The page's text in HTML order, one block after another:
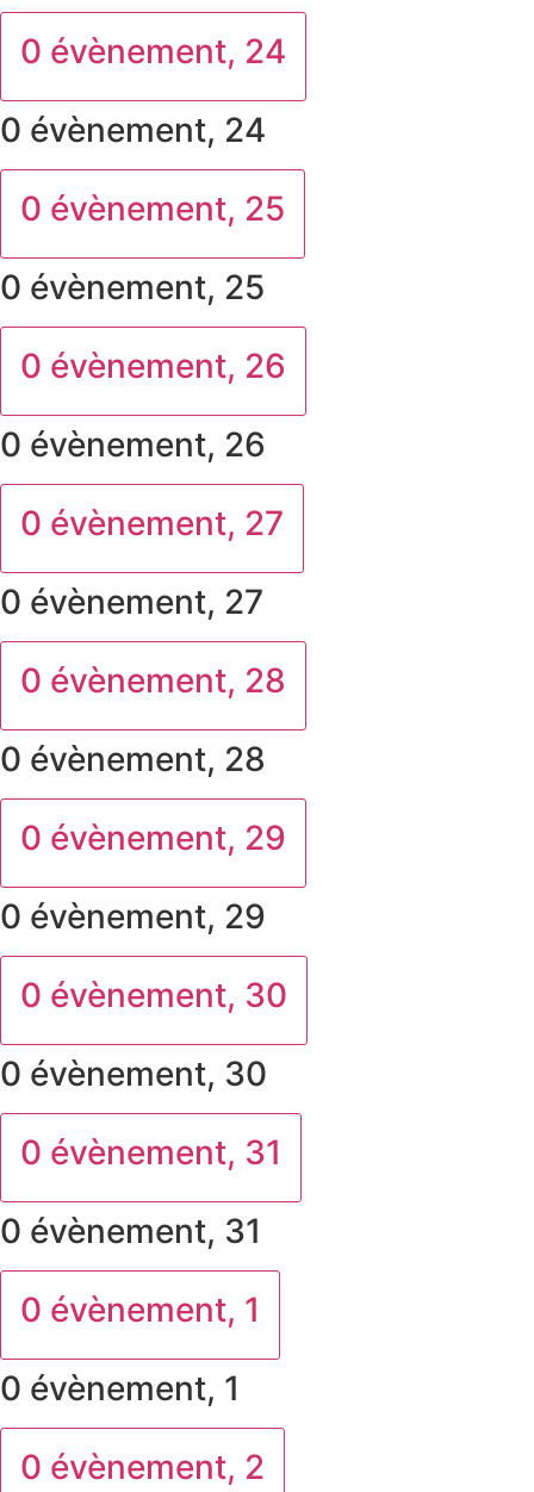
0 évènement, 24
0 évènement, 24
0 évènement, 25
0 évènement, 25
0 évènement, 26
0 évènement, 26
0 évènement, 27
0 évènement, 27
0 évènement, 28
0 évènement, 28
0 évènement, 29
0 évènement, 29
0 évènement, 30
0 évènement, 30
0 évènement, 31
0 évènement, 31
0 évènement, 1
0 évènement, 1
0 évènement, 2